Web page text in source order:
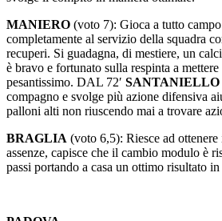
recuperi. Si guadagna, di mestiere, un
è bravo e fortunato sulla respinta a
pesantissimo. DAL 72′SANTANIELLO
compagno e svolge più azione difensiva
palloni alti non riuscendo mai a trovare
BRAGLIA(voto 6,5): Riesce ad ottenere
passi portando a casa un ottimo risultato